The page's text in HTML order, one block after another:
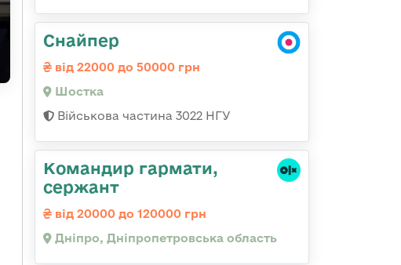
Снайпер
від 22000 до 50000 грн
Шостка
Військова частина 3022 НГУ
Командир гармати,
сержант
від 20000 до 120000 грн
Дніпро, Дніпропетровська область